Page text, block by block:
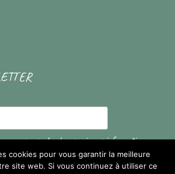
vous acceptez de recevoir nos informations
cookies pour vous garantir la meilleure
site web. Si vous continuez à utiliser ce